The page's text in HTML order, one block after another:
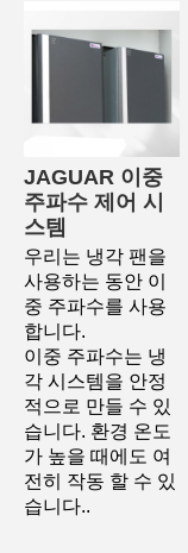
JAGUAR 이중
주파수 제어 시
스템
우리는 냉각 팬을
사용하는 동안 이
중 주파수를 사용
합니다.
이중 주파수는 냉
각 시스템을 안정
적으로 만들 수 있
습니다. 환경 온도
가 높을 때에도 여
전히 작동 할 수 있
습니다..